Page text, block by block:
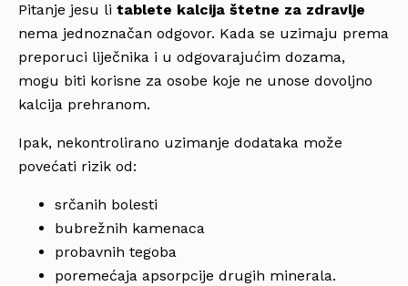
Pitanje jesu li tablete kalcija štetne za zdravlje
nema jednoznačan odgovor. Kada se uzimaju prema
preporuci liječnika i u odgovarajućim dozama,
mogu biti korisne za osobe koje ne unose dovoljno
kalcija prehranom.
Ipak, nekontrolirano uzimanje dodataka može
povećati rizik od:
srčanih bolesti
bubrežnih kamenaca
probavnih tegoba
poremećaja apsorpcije drugih minerala.